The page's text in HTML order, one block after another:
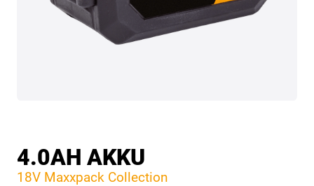
4.0AH AKKU
18V Maxxpack Collection